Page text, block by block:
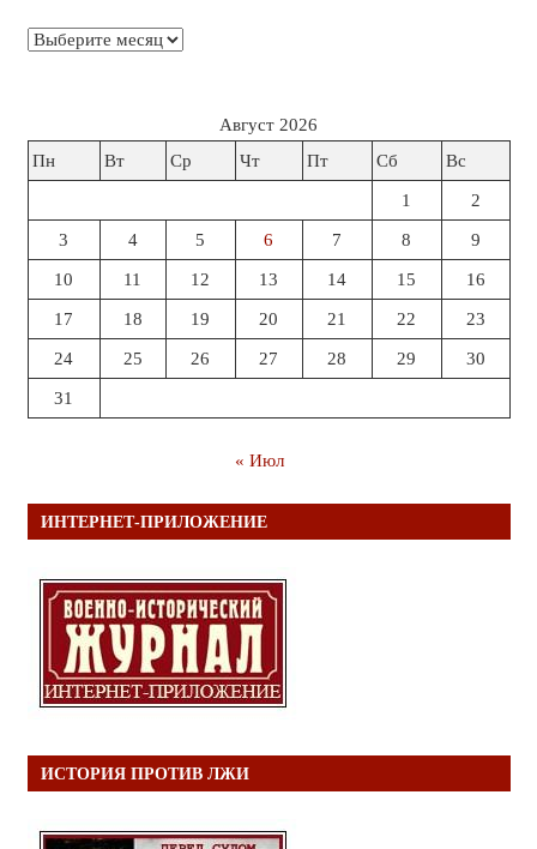
Архивы
Август 2026
Пн
Вт Ср Чт Пт Сб Вс
1 2
3 4 5 6 7 8 9
10 11 12 13 14 15 16
17 18 19 20 21 22 23
24 25 26 27 28 29 30
31
« Июл
ИНТЕРНЕТ-ПРИЛОЖЕНИЕ
ИСТОРИЯ ПРОТИВ ЛЖИ